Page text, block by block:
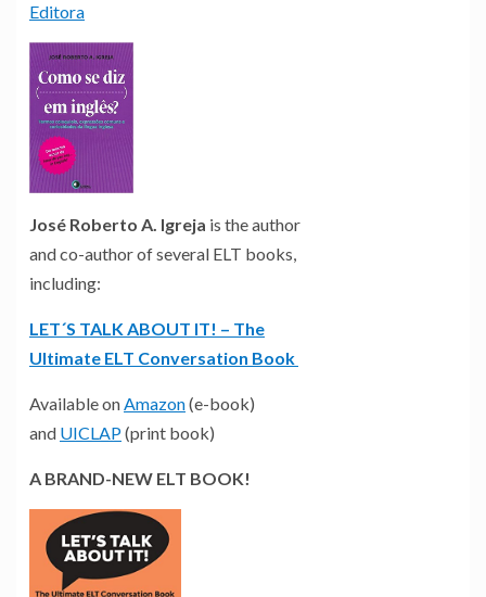
Editora
José Roberto A. Igreja is the author
and co-author of several ELT books,
including:
LET´S TALK ABOUT IT! – The
Ultimate ELT Conversation Book
Available onAmazon(e-book)
and UICLAP(print book)
A BRAND-NEW ELT BOOK!